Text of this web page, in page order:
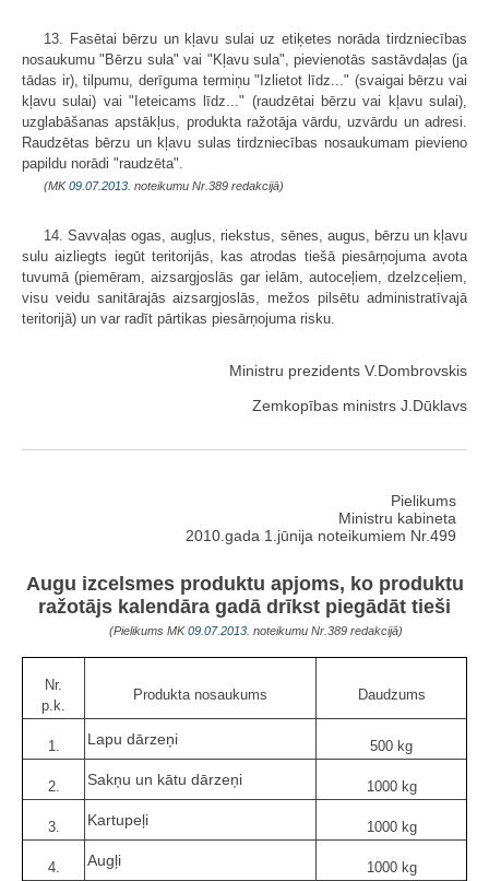
13. Fasētai bērzu un kļavu sulai uz etiķetes norāda tirdzniecības
nosaukumu "Bērzu sula" vai "Kļavu sula", pievienotās sastāvdaļas (ja
tādas ir), tilpumu, derīguma termiņu "Izlietot līdz..." (svaigai bērzu vai
kļavu sulai) vai "Ieteicams līdz..." (raudzētai bērzu vai kļavu sulai),
uzglabāšanas apstākļus, produkta ražotāja vārdu, uzvārdu un adresi.
Raudzētas bērzu un kļavu sulas tirdzniecības nosaukumam pievieno
papildu norādi "raudzēta".
(MK09.07.2013. noteikumu Nr.389 redakcijā)
14. Savvaļas ogas, augļus, riekstus, sēnes, augus, bērzu un kļavu
sulu aizliegts iegūt teritorijās, kas atrodas tiešā piesārņojuma avota
tuvumā (piemēram, aizsargjoslās gar ielām, autoceļiem, dzelzceļiem,
visu veidu sanitārajās aizsargjoslās, mežos pilsētu administratīvajā
teritorijā) un var radīt pārtikas piesārņojuma risku.
Ministru prezidents V.Dombrovskis
Zemkopības ministrs J.Dūklavs
Pielikums
Ministru kabineta
2010.gada 1.jūnija noteikumiem Nr.499
Augu izcelsmes produktu apjoms, ko produktu
ražotājs kalendāra gadā drīkst piegādāt tieši
(Pielikums MK09.07.2013. noteikumu Nr.389 redakcijā)
Nr.
p.k.
Produkta nosaukums Daudzums
1. Lapu dārzeņi 500 kg
2. Sakņu un kātu dārzeņi 1000 kg
3. Kartupeļi 1000 kg
4. Augļi 1000 kg